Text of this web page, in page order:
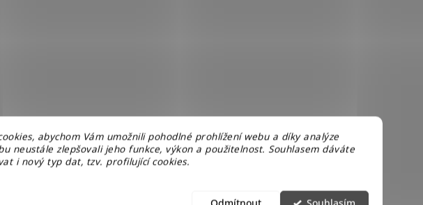
abychom Vám umožnili pohodlné prohlížení webu a díky analýze
neustále zlepšovali jeho funkce, výkon a použitelnost. Souhlasem dáváte
i nový typ dat, tzv. profilující cookies.